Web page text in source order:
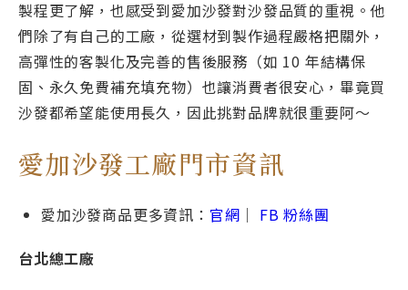
製程更了解，也感受到愛加沙發對沙發品質的重視。他
們除了有自己的工廠，從選材到製作過程嚴格把關外，
高彈性的客製化及完善的售後服務（如 10 年結構保
固、永久免費補充填充物）也讓消費者很安心，畢竟買
沙發都希望能使用長久，因此挑對品牌就很重要阿～
愛加沙發工廠門市資訊
愛加沙發商品更多資訊： 官網 ｜ FB 粉絲團
台北總工廠